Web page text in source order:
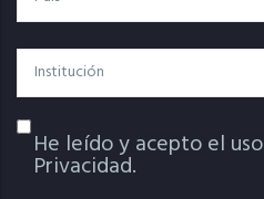
Institución
Política De Privacidad
He leído y acepto el
Privacidad.